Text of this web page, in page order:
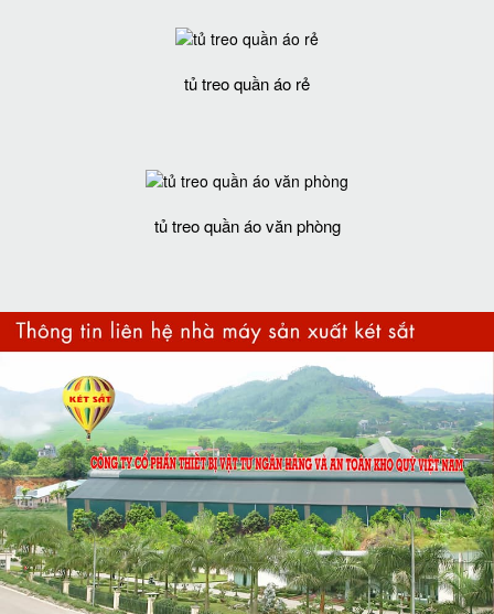
tủ treo quần áo rẻ
tủ treo quần áo văn phòng